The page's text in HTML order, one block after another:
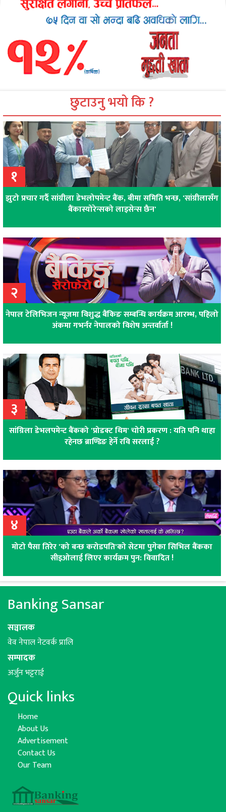
छुटाउनु भयो कि ?
१
झुटो प्रचार गर्दै सांग्रीला डेभलोपमेन्ट बैंक, बीमा समिति भन्छ, 'सांग्रीलासँग
बैंकास्योरेन्सको लाइसेन्स छैन'
२
नेपाल टेलिभिजन न्यूजमा विशुद्ध बैंकिङ सम्बन्धि कार्यक्रम आरम्भ, पहिलो
अंकमा गभर्नर नेपालको विशेष अन्तर्वार्ता !
३
सांग्रिला डेभलपमेन्ट बैंकको 'प्रोडक्ट थिम' चोरी प्रकरण : यति पनि थाहा
रहेनछ ब्राण्डिङ हेर्ने रवि सरलाई ?
४
मोटो पैसा तिरेर 'को बन्छ करोडपति'को सेटमा पुगेका सिभिल बैंकका
सीइओलाई लिएर कार्यक्रम पुन: विवादित !
Banking Sansar
सञ्चालक
वेव नेपाल नेटवर्क प्रालि
सम्पादक
अर्जुन भट्टराई
Quick links
Home
About Us
Advertisement
Contact Us
Our Team